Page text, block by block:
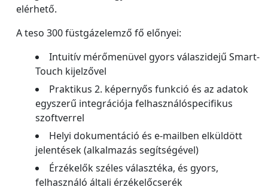
elérhető.
A teso 300 füstgázelemző fő előnyei:
Intuitív mérőmenüvel gyors válaszidejű Smart-
Touch kijelzővel
Praktikus 2. képernyős funkció és az adatok
egyszerű integrációja felhasználóspecifikus
szoftverrel
Helyi dokumentáció és e-mailben elküldött
jelentések (alkalmazás segítségével)
Érzékelők széles választéka, és gyors,
felhasználó általi érzékelőcserék